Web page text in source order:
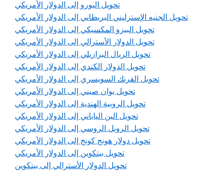
تحويل اليورو إلى الدولار الأمريكي
تحويل الجنيه الإسترليني البريطاني إلى الدولار الأمريكي
تحويل البيزو المكسيكي إلى الدولار الأمريكي
تحويل الدولار الأسترالي إلى الدولار الأمريكي
تحويل الريال البرازيلي إلى الدولار الأمريكي
تحويل الدولار الكندي إلى الدولار الأمريكي
تحويل الفرنك السويسري إلى الدولار الأمريكي
تحويل يوان صيني إلى الدولار الأمريكي
تحويل الروبية الهندية إلى الدولار الأمريكي
تحويل الين الياباني إلى الدولار الأمريكي
تحويل الروبل الروسي إلى الدولار الأمريكي
تحويل دولار هونج كونج إلى الدولار الأمريكي
تحويل بيتكوين إلى الدولار الأمريكي
تحويل الدولار الأسترالي إلى بيتكوين